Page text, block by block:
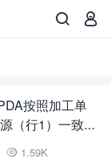


按照加工单
（行1）一致才
 1.59K